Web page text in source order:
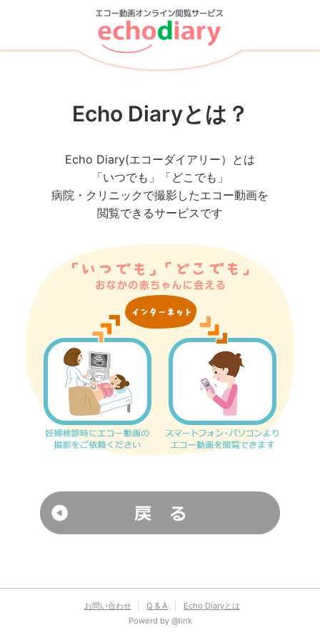
Echo Diaryとは？
Echo Diary(エコーダイアリー）とは
「いつでも」「どこでも」
病院・クリニックで撮影したエコー動画を
閲覧できるサービスです
お問い合わせ Q & A
Echo Diaryとは
Powerd by @link